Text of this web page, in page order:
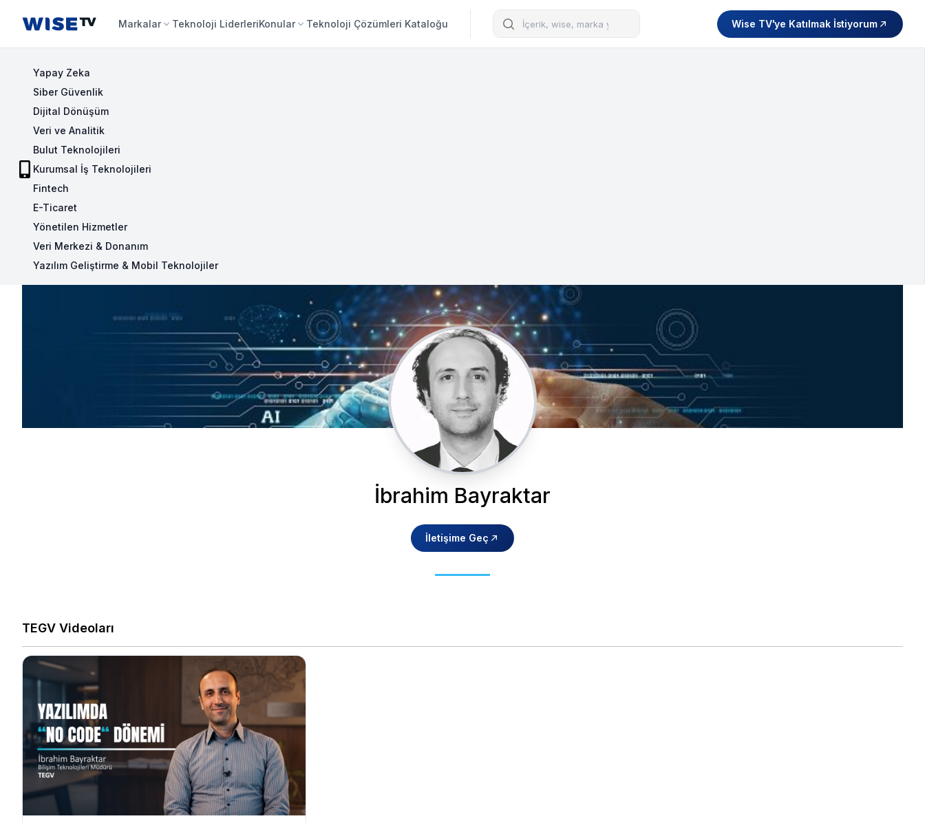
Wise TV Markalar Teknoloji LiderleriKonular Teknoloji Çözümleri Kataloğu Arama Wise TV'ye Katılmak İstiyorum
Yapay Zeka
Siber Güvenlik
Dijital Dönüşüm
Veri ve Analitik
Bulut Teknolojileri
Kurumsal İş Teknolojileri
Fintech
E-Ticaret
Yönetilen Hizmetler
Veri Merkezi & Donanım
Yazılım Geliştirme & Mobil Teknolojiler
İbrahim Bayraktar
İletişime Geç
TEGV Videoları